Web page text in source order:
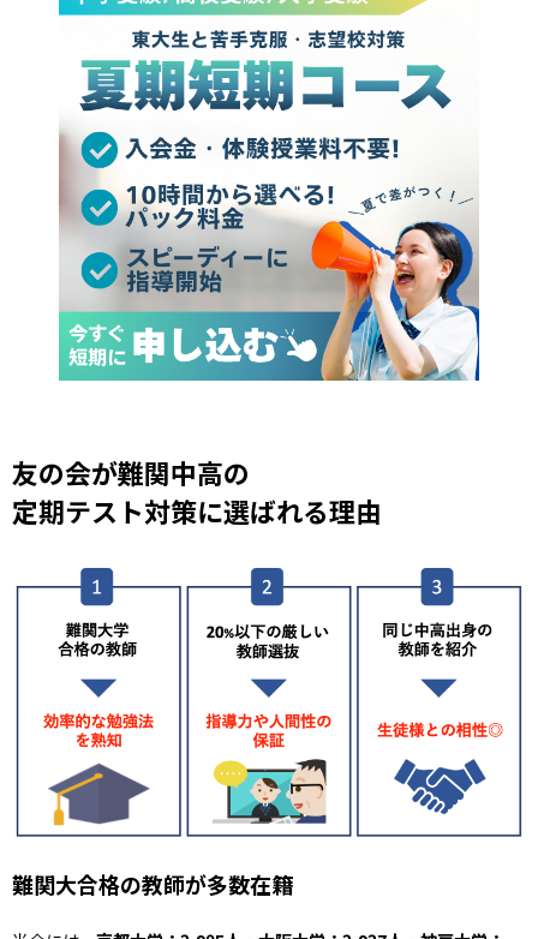
友の会が難関中高の
定期テスト対策に選ばれる理由
難関大合格の教師が多数在籍